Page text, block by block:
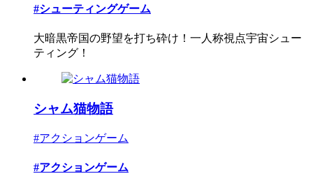
#シューティングゲーム
大暗黒帝国の野望を打ち砕け！一人称視点宇宙シュー
ティング！
シャム猫物語
#アクションゲーム
#アクションゲーム